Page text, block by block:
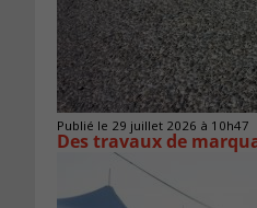
Publié le 29 juillet 2026 à 10h47
Des travaux de